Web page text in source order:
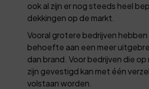
ook al zijn er nog steeds heel
dekkingen op de markt.
Vooral grotere bedrijven
behoefte aan een meer
dan brand. Voor bedrijven die
zijn gevestigd kan met één
volstaan worden.